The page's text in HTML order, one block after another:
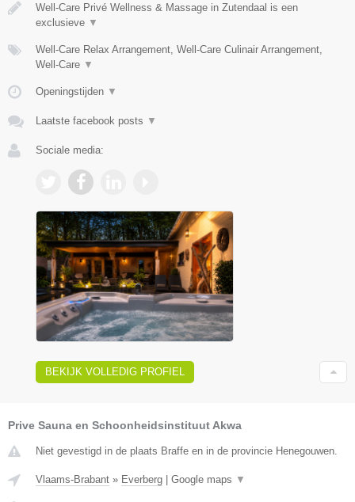
Well-Care Privé Wellness & Massage in Zutendaal is een
exclusieve ▼
Well-Care Relax Arrangement, Well-Care Culinair Arrangement,
Well-Care ▼
Openingstijden ▼
Laatste facebook posts ▼
Sociale media:
BEKIJK VOLLEDIG PROFIEL
Prive Sauna en Schoonheidsinstituut Akwa
Niet gevestigd in de plaats Braffe en in de provincie Henegouwen.
Vlaams-Brabant » Everberg Google maps ▼